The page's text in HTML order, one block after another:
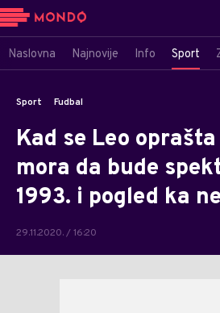
Naslovna Najnovije Info Sport
Sport Fudbal
Kad se Leo
mora da bude
1993. i pogled ka
29.11.2020. / 16:20